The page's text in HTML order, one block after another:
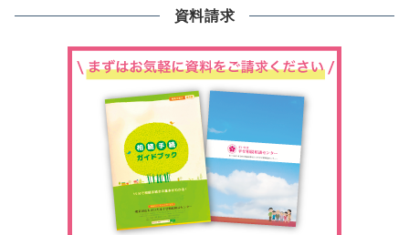
資料請求